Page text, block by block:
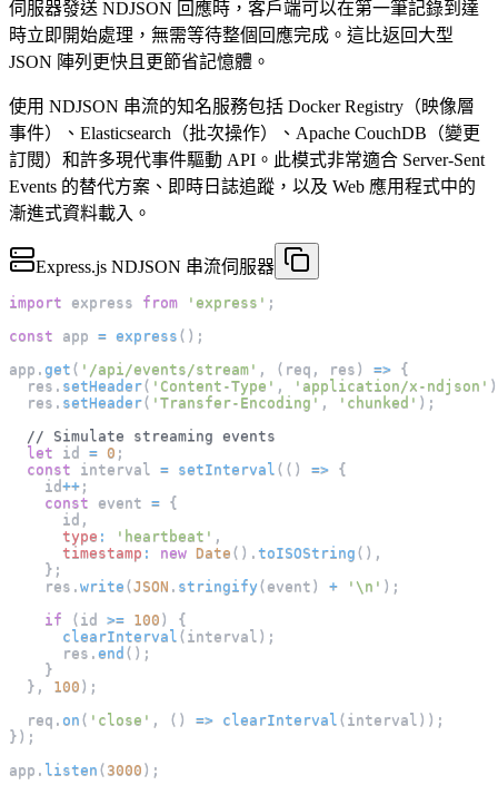
伺服器發送 NDJSON 回應時，客戶端可以在第一筆記錄到達
時立即開始處理，無需等待整個回應完成。這比返回大型
JSON 陣列更快且更節省記憶體。
使用 NDJSON 串流的知名服務包括 Docker Registry（映像層
事件）、Elasticsearch（批次操作）、Apache CouchDB（變更
訂閱）和許多現代事件驅動 API。此模式非常適合 Server-Sent
Events 的替代方案、即時日誌追蹤，以及 Web 應用程式中的
漸進式資料載入。
Express.js NDJSON 串流伺服器
import express from 'express' ;
const app = express ( ) ;
app . get ( '/api/events/stream' , ( req , res ) => {
  res
. setHeader( 'Content-Type' , 'application/x-ndjson' )
  res
. setHeader( 'Transfer-Encoding' , 'chunked' ) ;
// Simulate streaming events
let id = 0 ;
const interval = setInterval ( ( ) => {
    id
++ ;
const event = {
      id
,
type : 'heartbeat' ,
timestamp : new Date ( ) . toISOString ( ) ,
} ;
    res
. write (JSON . stringify ( event ) + '\n' ) ;
if
( id >= 100 )
{
clearInterval ( interval ) ;
      res
. end ( ) ;
}
} , 100 ) ;
  req
. on ( 'close' , ( ) => clearInterval ( interval ) ) ;
} ) ;
app . listen ( 3000 ) ;